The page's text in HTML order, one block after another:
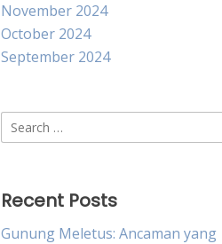
November 2024
October 2024
September 2024
Search
for:
Recent Posts
Gunung Meletus: Ancaman yang